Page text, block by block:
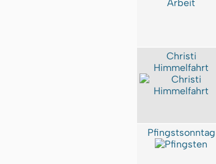
Christi
Himmelfahrt
Pfingstsonntag